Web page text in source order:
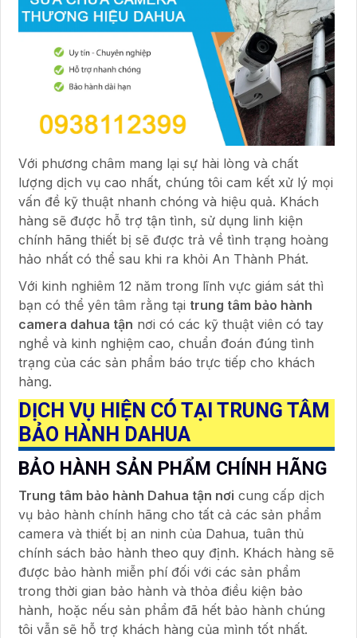
Với phương châm mang lại sự hài lòng và chất
lượng dịch vụ cao nhất, chúng tôi cam kết xử lý mọi
vấn đề kỹ thuật nhanh chóng và hiệu quả. Khách
hàng sẽ được hỗ trợ tận tình, sử dụng linh kiện
chính hãng thiết bị sẽ được trả về tình trạng hoàng
hảo nhất có thể sau khi ra khỏi An Thành Phát.
Với kinh nghiêm 12 năm trong lĩnh vực giám sát thì
bạn có thể yên tâm rằng tại trung tâm bảo hành
camera dahua tận nơi có các kỹ thuật viên có tay
nghề và kinh nghiệm cao, chuẩn đoán đúng tình
trạng của các sản phẩm báo trực tiếp cho khách
hàng.
DỊCH VỤ HIỆN CÓ TẠI TRUNG TÂM
BẢO HÀNH DAHUA
BẢO HÀNH SẢN PHẨM CHÍNH HÃNG
Trung tâm bảo hành Dahua tận nơi cung cấp dịch
vụ bảo hành chính hãng cho tất cả các sản phẩm
camera và thiết bị an ninh của Dahua, tuân thủ
chính sách bảo hành theo quy định. Khách hàng sẽ
được bảo hành miễn phí đối với các sản phẩm
trong thời gian bảo hành và thỏa điều kiện bảo
hành, hoặc nếu sản phẩm đã hết bảo hành chúng
tôi vẫn sẽ hỗ trợ khách hàng của mình tốt nhất.